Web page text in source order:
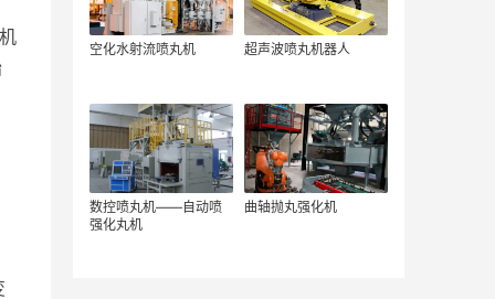
空化水射流喷丸机 超声波喷丸机器人
数控喷丸机——自动喷
强化丸机
曲轴抛丸强化机